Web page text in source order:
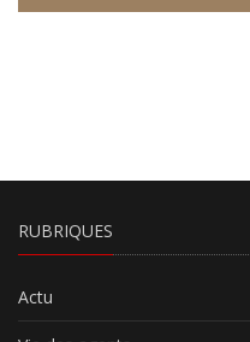
RUBRIQUES
Actu